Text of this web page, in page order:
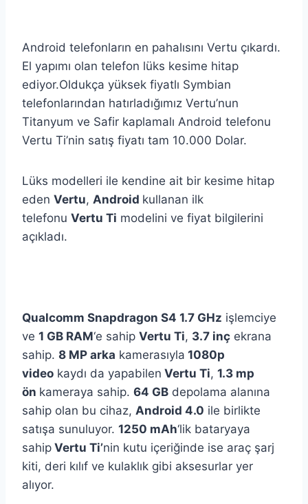
Android telefonların en pahalısını Vertu çıkardı.
El yapımı olan telefon lüks kesime hitap
ediyor.Oldukça yüksek fiyatlı Symbian
telefonlarından hatırladığımız Vertu’nun
Titanyum ve Safir kaplamalı Android telefonu
Vertu Ti’nin satış fiyatı tam 10.000 Dolar.
Lüks modelleri ile kendine ait bir kesime hitap
eden Vertu, Android kullanan ilk
telefonu Vertu Ti modelini ve fiyat bilgilerini
açıkladı.
Qualcomm Snapdragon S4 1.7 GHz işlemciye
ve 1 GB RAM‘e sahip Vertu Ti, 3.7 inç ekrana
sahip. 8 MP arka kamerasıyla 1080p
video kaydı da yapabilen Vertu Ti, 1.3 mp
ön kameraya sahip. 64 GB depolama alanına
sahip olan bu cihaz, Android 4.0 ile birlikte
satışa sunuluyor. 1250 mAh‘lik bataryaya
sahip Vertu Ti’nin kutu içeriğinde ise araç şarj
kiti, deri kılıf ve kulaklık gibi aksesurlar yer
alıyor.